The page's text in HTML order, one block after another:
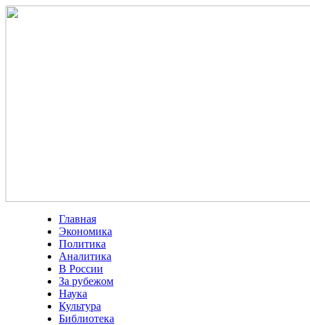
Главная
Экономика
Политика
Аналитика
В России
За рубежом
Наука
Культура
Библиотека